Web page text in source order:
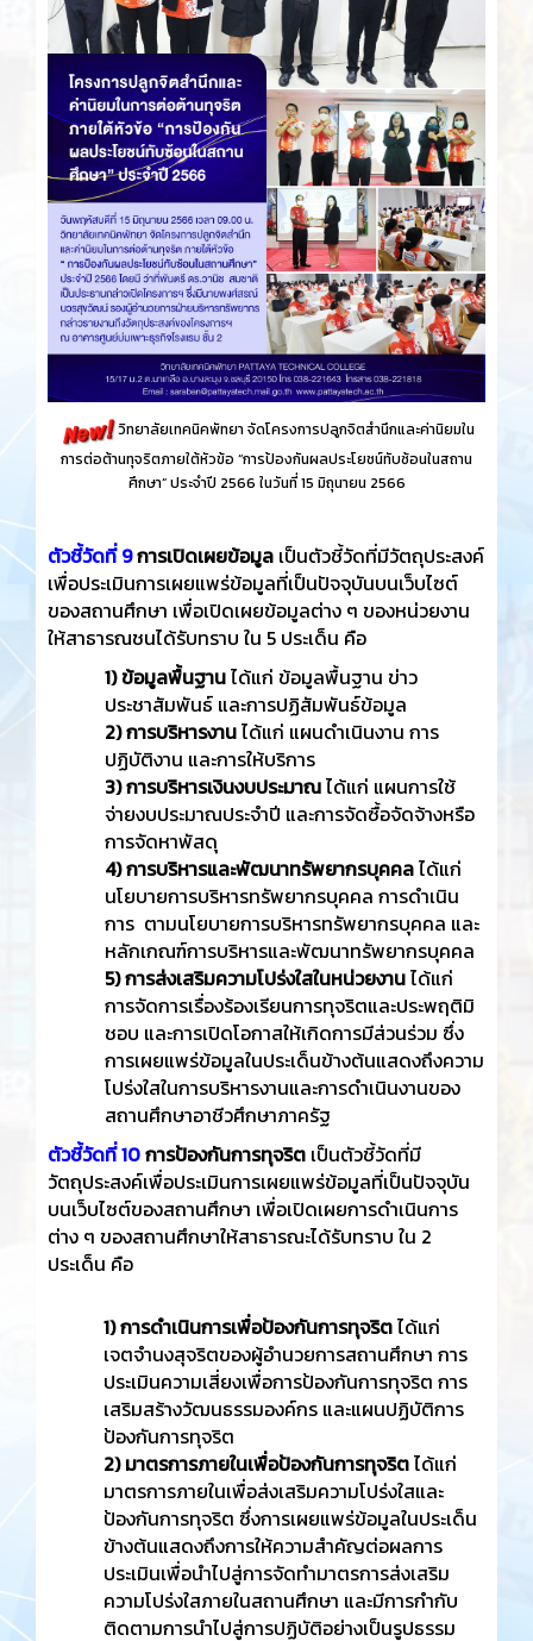
วิทยาลัยเทคนิคพัทยา จัดโครงการปลูกจิตสำนึกและค่านิยมใน
การต่อต้านทุจริตภายใต้หัวข้อ “การป้องกันผลประโยชน์ทับซ้อนในสถาน
ศึกษา” ประจำปี 2566 ในวันที่ 15 มิถุนายน 2566
ตัวชี้วัดที่ 9การเปิดเผยข้อมูล เป็นตัวชี้วัดที่มีวัตถุประสงค์
เพื่อประเมินการเผยแพร่ข้อมูลที่เป็นปัจจุบันบนเว็บไซต์
ของสถานศึกษา เพื่อเปิดเผยข้อมูลต่าง ๆ ของหน่วยงาน
ให้สาธารณชนได้รับทราบ ใน 5 ประเด็น คือ
1) ข้อมูลพื้นฐานได้แก่ ข้อมูลพื้นฐาน ข่าว
ประชาสัมพันธ์ และการปฏิสัมพันธ์ข้อมูล
2)การบริหารงานได้แก่ แผนดำเนินงาน การ
ปฏิบัติงาน และการให้บริการ
3)การบริหารเงินงบประมาณได้แก่ แผนการใช้
จ่ายงบประมาณประจำปี และการจัดซื้อจัดจ้างหรือ
การจัดหาพัสดุ
4)การบริหารและพัฒนาทรัพยากรบุคคลได้แก่
นโยบายการบริหารทรัพยากรบุคคล การดำเนิน
การ ตามนโยบายการบริหารทรัพยากรบุคคล และ
หลักเกณฑ์การบริหารและพัฒนาทรัพยากรบุคคล
5)การส่งเสริมความโปร่งใสในหน่วยงานได้แก่
การจัดการเรื่องร้องเรียนการทุจริตและประพฤติมิ
ชอบ และการเปิดโอกาสให้เกิดการมีส่วนร่วม ซึ่ง
การเผยแพร่ข้อมูลในประเด็นข้างต้นแสดงถึงความ
โปร่งใสในการบริหารงานและการดำเนินงานของ
สถานศึกษาอาชีวศึกษาภาครัฐ
ตัวชี้วัดที่ 10การป้องกันการทุจริต เป็นตัวชี้วัดที่มี
วัตถุประสงค์เพื่อประเมินการเผยแพร่ข้อมูลที่เป็นปัจจุบัน
บนเว็บไซต์ของสถานศึกษา เพื่อเปิดเผยการดำเนินการ
ต่าง ๆ ของสถานศึกษาให้สาธารณะได้รับทราบ ใน 2
ประเด็น คือ
1) การดำเนินการเพื่อป้องกันการทุจริตได้แก่
เจตจำนงสุจริตของผู้อำนวยการสถานศึกษา การ
ประเมินความเสี่ยงเพื่อการป้องกันการทุจริต การ
เสริมสร้างวัฒนธรรมองค์กร และแผนปฏิบัติการ
ป้องกันการทุจริต
2) มาตรการภายในเพื่อป้องกันการทุจริตได้แก่
มาตรการภายในเพื่อส่งเสริมความโปร่งใสและ
ป้องกันการทุจริต ซึ่งการเผยแพร่ข้อมูลในประเด็น
ข้างต้นแสดงถึงการให้ความสำคัญต่อผลการ
ประเมินเพื่อนำไปสู่การจัดทำมาตรการส่งเสริม
ความโปร่งใสภายในสถานศึกษา และมีการกำกับ
ติดตามการนำไปสู่การปฏิบัติอย่างเป็นรูปธรรม